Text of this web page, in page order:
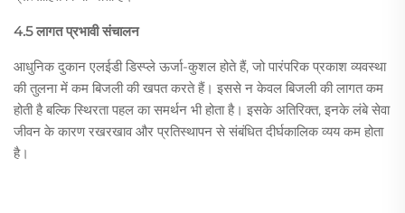
4.5 लागत प्रभावी संचालन
आधुनिक दुकान एलईडी डिस्प्ले ऊर्जा-कुशल होते हैं, जो पारंपरिक प्रकाश व्यवस्था
की तुलना में कम बिजली की खपत करते हैं। इससे न केवल बिजली की लागत कम
होती है बल्कि स्थिरता पहल का समर्थन भी होता है। इसके अतिरिक्त, इनके लंबे सेवा
जीवन के कारण रखरखाव और प्रतिस्थापन से संबंधित दीर्घकालिक व्यय कम होता
है।